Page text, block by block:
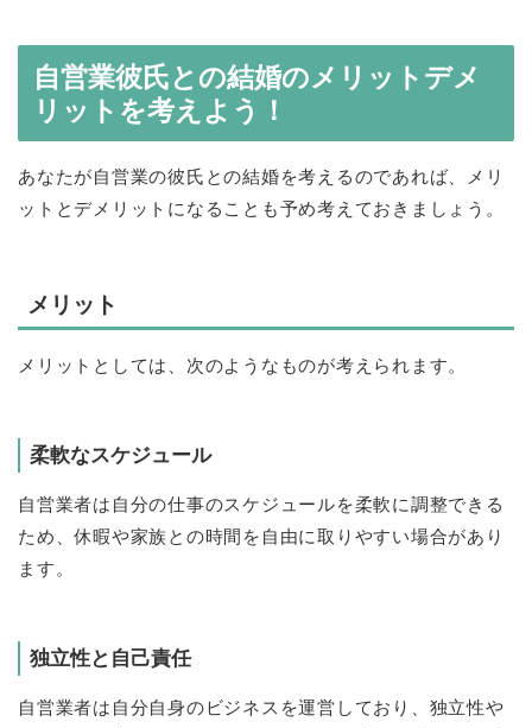
自営業彼氏との結婚のメリットデメ
リットを考えよう！
あなたが自営業の彼氏との結婚を考えるのであれば、メリ
ットとデメリットになることも予め考えておきましょう。
メリット
メリットとしては、次のようなものが考えられます。
柔軟なスケジュール
自営業者は自分の仕事のスケジュールを柔軟に調整できる
ため、休暇や家族との時間を自由に取りやすい場合があり
ます。
独立性と自己責任
自営業者は自分自身のビジネスを運営しており、独立性や